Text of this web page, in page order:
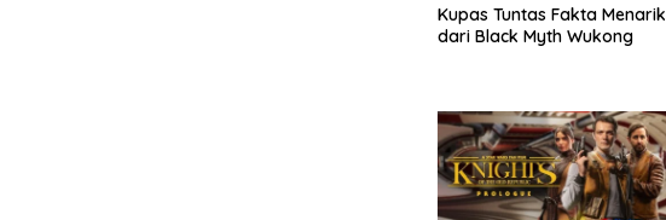
Kupas Tuntas Fakta Menarik
dari Black Myth Wukong